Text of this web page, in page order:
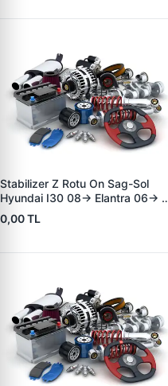
Stabilizer Z Rotu On Sag-Sol
Hyundai I30 08-> Elantra 06->
Kia Cerato 10-> Ceed 08-> |
HMC 548302H200 | OEM
0,00 TL